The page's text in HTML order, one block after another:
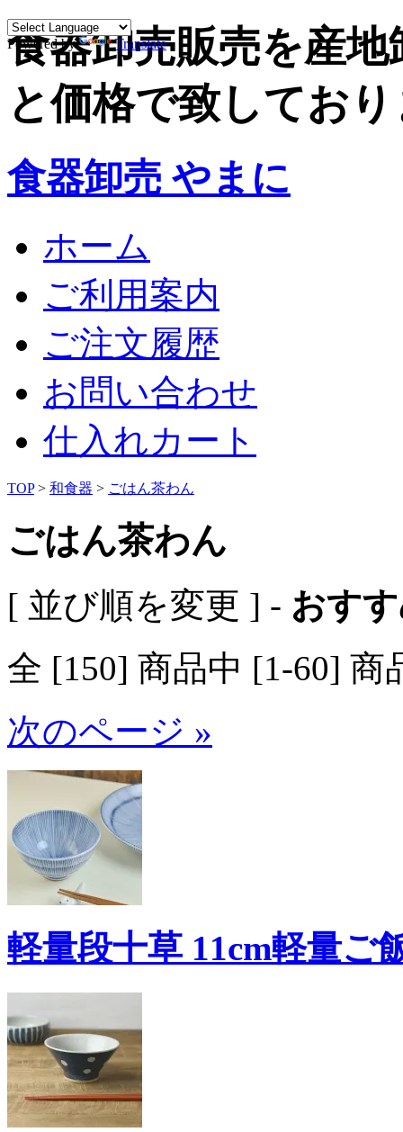
Powered by Translate
食器卸売販売を産
と価格で致してお
食器卸売 やまに
ホーム
ご利用案内
ご注文履歴
お問い合わせ
仕入れカート
TOP> 和食器 > ごはん茶わん
ごはん茶わん
[ 並び順を変更 ] - おす
全 [150] 商品中 [1-60]
次のページ »
軽量段十草 11cm軽量ご